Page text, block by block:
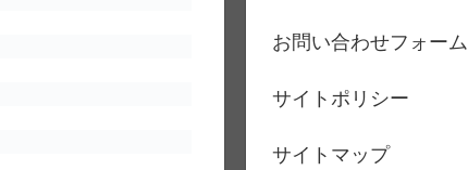
お問い合わせフォーム
サイトポリシー
サイトマップ